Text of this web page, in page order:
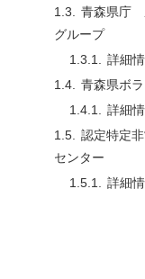
青森県庁
グループ
詳細
青森県ボ
詳細
認定特定
センター
詳細